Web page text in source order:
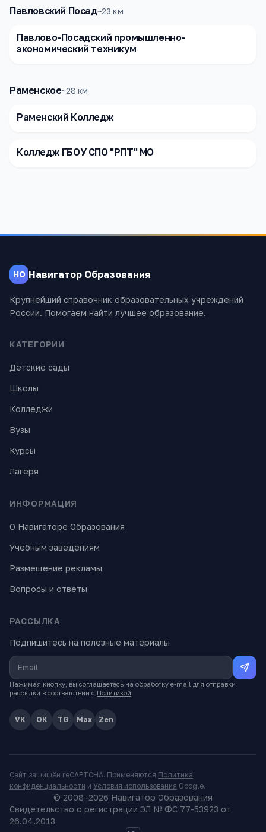
Павловский Посад~23 км
Павлово-Посадский промышленно-
экономический техникум
Раменское~28 км
Раменский Колледж
Колледж ГБОУ СПО "РПТ" МО
НО Навигатор Образования
Крупнейший справочник образовательных учреждений
России. Помогаем найти лучшее образование.
КАТЕГОРИИ
Детские сады
Школы
Колледжи
Вузы
Курсы
Лагеря
ИНФОРМАЦИЯ
О Навигаторе Образования
Учебным заведениям
Размещение рекламы
Вопросы и ответы
РАССЫЛКА
Подпишитесь на полезные материалы
Нажимая кнопку, вы соглашаетесь на обработку e-mail для отправки
рассылки в соответствии с Политикой.
VK OK TG Max Zen
Сайт защищён reCAPTCHA. Применяются Политика
конфиденциальности и Условия использования Google.
© 2008–2026 Навигатор Образования
Свидетельство о регистрации ЭЛ № ФС 77-53923 от
26.04.2013